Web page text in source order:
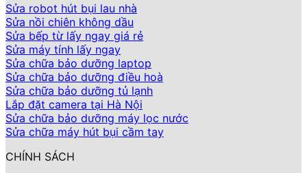
Sửa robot hút bụi lau nhà
Sửa nồi chiên không dầu
Sửa bếp từ lấy ngay giá rẻ
Sửa máy tính lấy ngay
Sửa chữa bảo dưỡng laptop
Sửa chữa bảo dưỡng điều hoà
Sửa chữa bảo dưỡng tủ lạnh
Lắp đặt camera tại Hà Nội
Sửa chữa bảo dưỡng máy lọc nước
Sửa chữa máy hút bụi cầm tay
CHÍNH SÁCH